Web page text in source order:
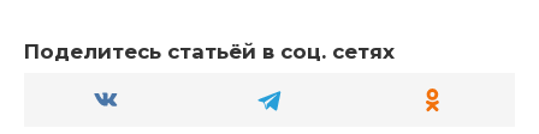
Поделитесь статьёй в соц. сетях